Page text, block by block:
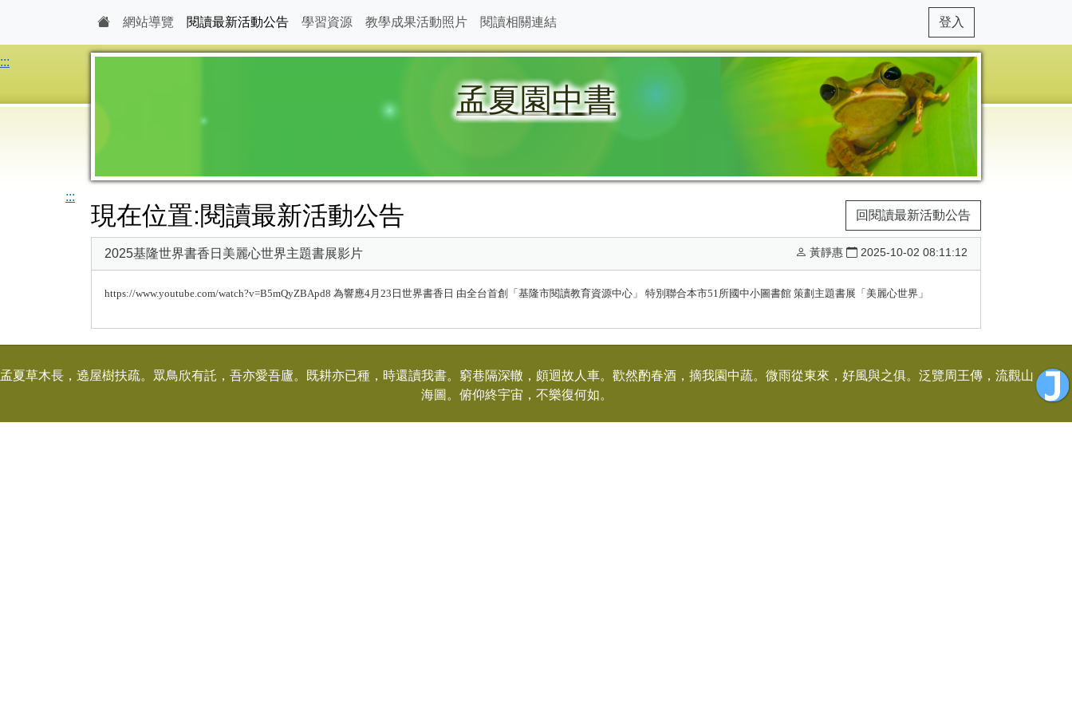
:::
網站導覽 閱讀最新活動公告 學習資源 教學成果活動照片 閱讀相關連結 登入
孟夏園中書
:::
回閱讀最新活動公告
現在位置:閱讀最新活動公告
2025基隆世界書香日美麗心世界主題書展影片 黃靜惠 2025-10-02 08:11:12
https://www.youtube.com/watch?v=B5mQyZBApd8 為響應4月23日世界書香日 由全台首創「基隆市閱讀教育資源中心」 特別聯合本市51所國中小圖書館 策劃主題書展「美麗心世界」
孟夏草木長，遶屋樹扶疏。眾鳥欣有託，吾亦愛吾廬。既耕亦已種，時還讀我書。窮巷隔深轍，頗迴故人車。歡然酌春酒，摘我園中蔬。微雨從東來，好風與之俱。泛覽周王傳，流觀山
海圖。俯仰終宇宙，不樂復何如。